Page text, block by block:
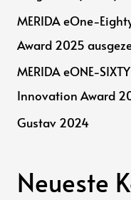
h
MERIDA eOne-
Award 2025
MERIDA eONE-
Innovation Award
Gustav 2024
Neueste